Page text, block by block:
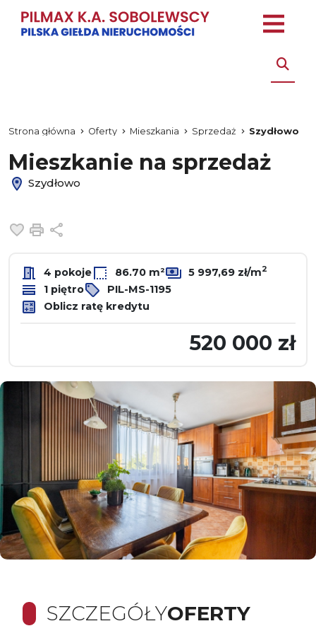
Strona główna Oferty Mieszkania Sprzedaż Szydłowo
Mieszkanie na sprzedaż
Szydłowo
Dodaj do ulubionych
Drukuj
4 pokoje 86.70 m² 5 997,69 zł/m2
1 piętro
PIL-MS-1195
Oblicz ratę kredytu
520 000 zł
SZCZEGÓŁYOFERTY